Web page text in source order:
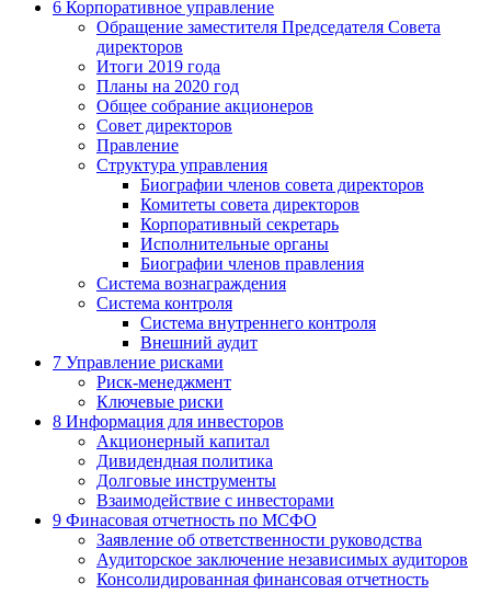
6 Корпоративное управление
Обращение заместителя Председателя Совета
директоров
Итоги 2019 года
Планы на 2020 год
Общее собрание акционеров
Совет директоров
Правление
Структура управления
Биографии членов совета директоров
Комитеты совета директоров
Корпоративный секретарь
Исполнительные органы
Биографии членов правления
Система вознаграждения
Система контроля
Система внутреннего контроля
Внешний аудит
7 Управление рисками
Риск-менеджмент
Ключевые риски
8 Информация для инвесторов
Акционерный капитал
Дивидендная политика
Долговые инструменты
Взаимодействие с инвеcторами
9 Финасовая отчетность по МСФО
Заявление об ответственности руководства
Аудиторское заключение независимых аудиторов
Консолидированная финансовая отчетность